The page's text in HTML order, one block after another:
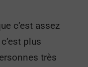
c’est assez
plus
très